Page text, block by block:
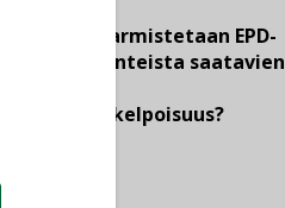
Miten varmistetaan EPD-
dokumenteista saatavien
vertailukelpoisuus?